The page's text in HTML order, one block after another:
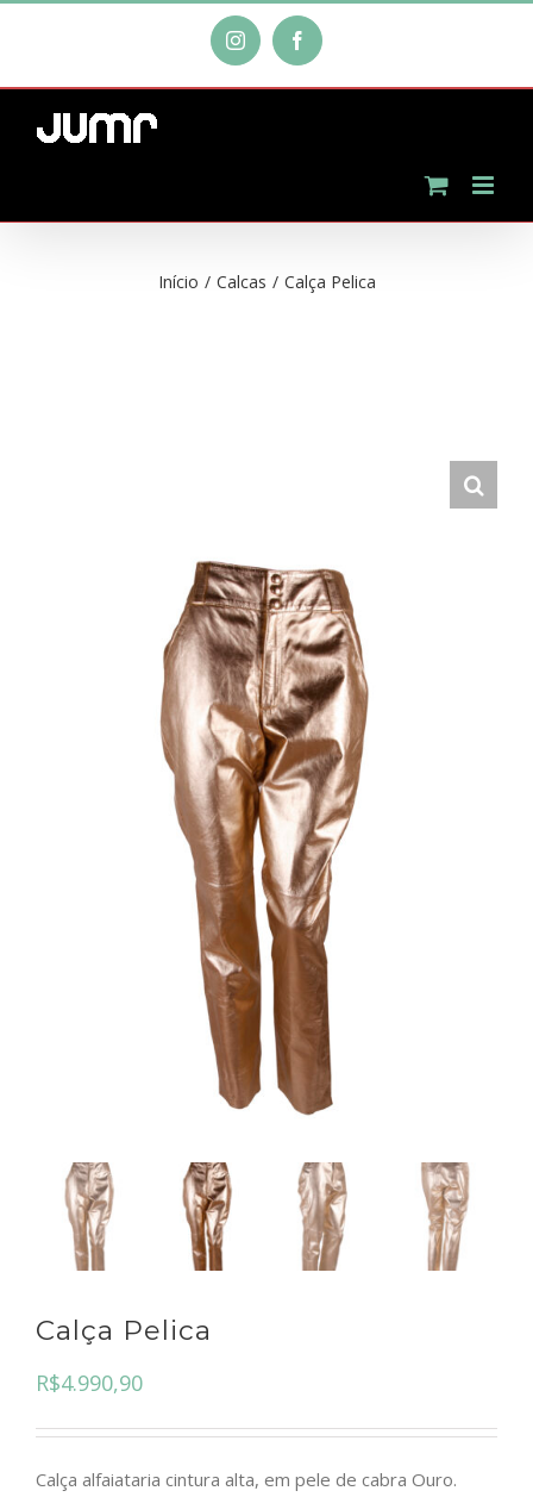
o
conteúdo
Instagram Facebook
Início / Calcas / Calça Pelica
Calça Pelica
R$4.990,90
Calça alfaiataria cintura alta, em pele de cabra Ouro.